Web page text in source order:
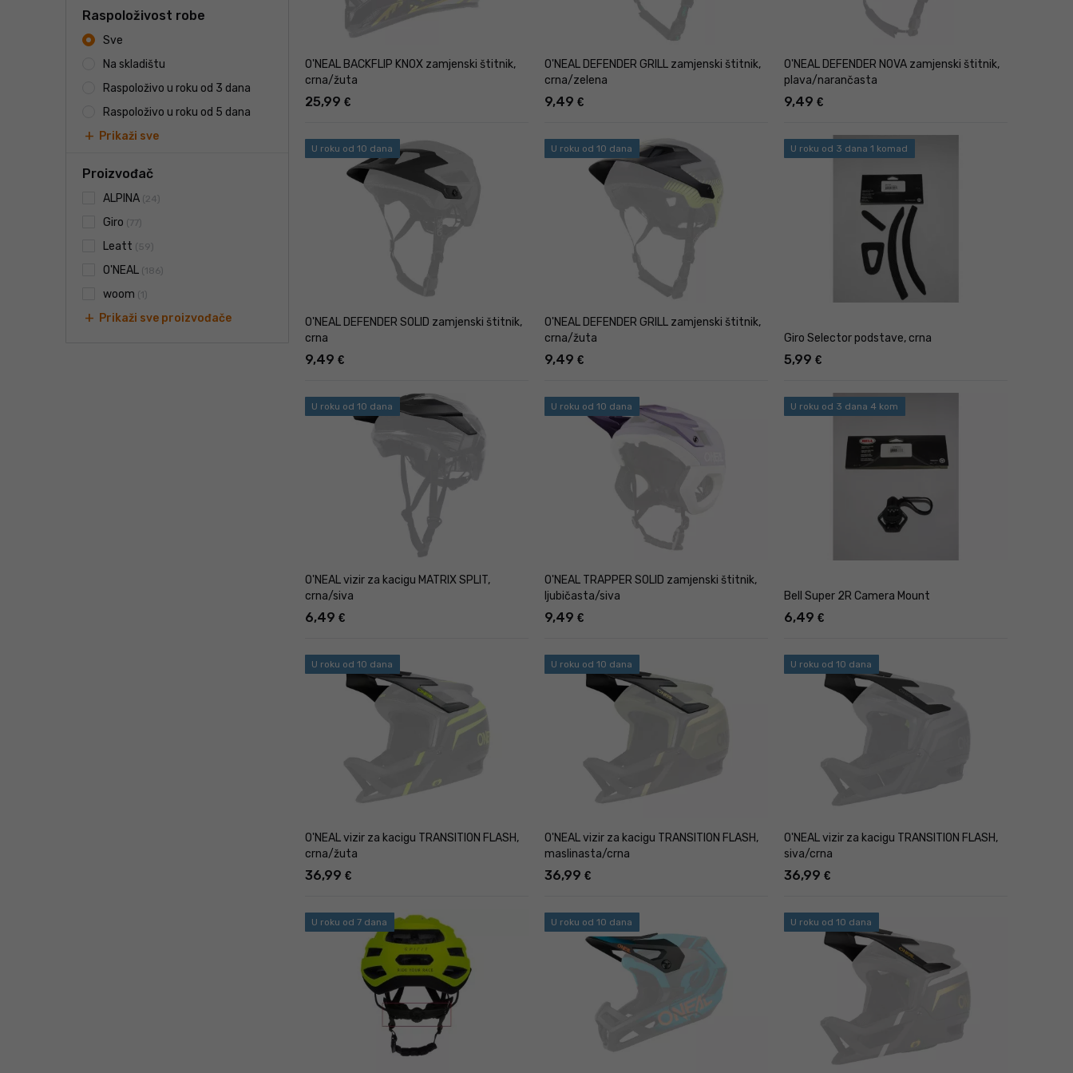
Raspoloživost robe
Sve
Na skladištu
Raspoloživo u roku od 3 dana
Raspoloživo u roku od 5 dana
add Prikaži sve
Proizvođač
ALPINA (24)
Giro (77)
Leatt (59)
O'NEAL (186)
woom (1)
add Prikaži sve proizvođače
O'NEAL BACKFLIP KNOX zamjenski štitnik,
crna/žuta
25,99 €
O'NEAL DEFENDER GRILL zamjenski štitnik,
crna/zelena
9,49 €
O'NEAL DEFENDER NOVA zamjenski štitnik,
plava/narančasta
9,49 €
U roku od 10 dana
O'NEAL DEFENDER SOLID zamjenski štitnik,
crna
9,49 €
U roku od 10 dana
O'NEAL DEFENDER GRILL zamjenski štitnik,
crna/žuta
9,49 €
U roku od 3 dana 1 komad
Giro Selector podstave, crna
5,99 €
U roku od 10 dana
O'NEAL vizir za kacigu MATRIX SPLIT,
crna/siva
6,49 €
U roku od 10 dana
O'NEAL TRAPPER SOLID zamjenski štitnik,
ljubičasta/siva
9,49 €
U roku od 3 dana 4 kom
Bell Super 2R Camera Mount
6,49 €
U roku od 10 dana
O'NEAL vizir za kacigu TRANSITION FLASH,
crna/žuta
36,99 €
U roku od 10 dana
O'NEAL vizir za kacigu TRANSITION FLASH,
maslinasta/crna
36,99 €
U roku od 10 dana
O'NEAL vizir za kacigu TRANSITION FLASH,
siva/crna
36,99 €
U roku od 7 dana U roku od 10 dana U roku od 10 dana